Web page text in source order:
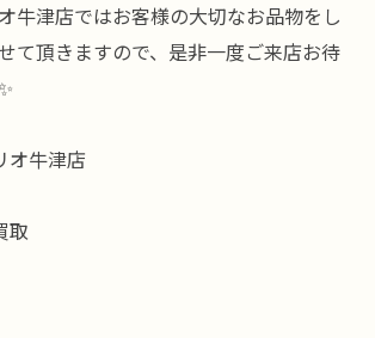
牛津店ではお客様の大切なお品物をし
て頂きますので、是非一度ご来店お待
オ牛津店
取